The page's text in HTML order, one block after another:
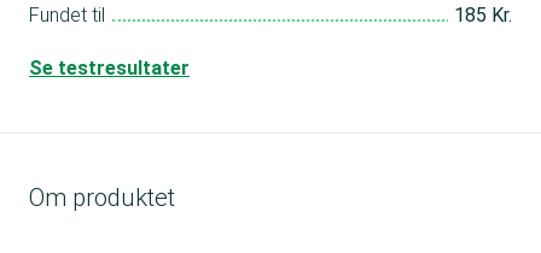
Fundet til 185 Kr.
Se testresultater
Om produktet